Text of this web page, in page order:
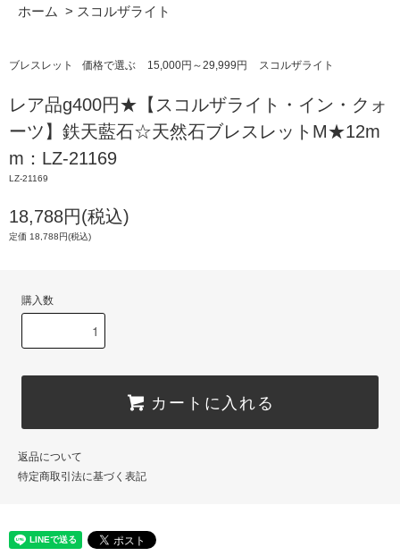
ホーム > スコルザライト
ブレスレット 価格で選ぶ 15,000円～29,999円 スコルザライト
レア品g400円★【スコルザライト・イン・クォ
ーツ】鉄天藍石☆天然石ブレスレットM★12m
m：LZ-21169
LZ-21169
18,788円(税込)
定価 18,788円(税込)
購入数
カートに入れる
返品について
特定商取引法に基づく表記